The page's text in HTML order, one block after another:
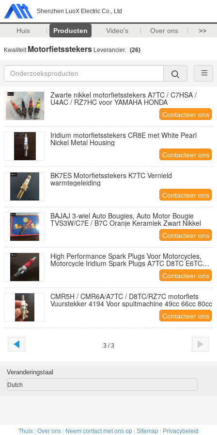
Shenzhen LuoX Electric Co., Ltd
Huis Producten Video's Over ons >>
Kwaliteit Motorfietsstekers Leverancier. (26)
Zwarte nikkel motorfietsstekers A7TC / C7HSA /
U4AC / RZ7HC voor YAMAHA HONDA
Contacteer ons
Iridium motorfietsstekers CR8E met White Pearl
Nickel Metal Housing
Contacteer ons
BK7ES Motorfietsstekers K7TC Vernield
warmtegeleiding
Contacteer ons
BAJAJ 3-wiel Auto Bougies, Auto Motor Bougie
TVS3W/C7E / B7C Oranje Keramiek Zwart Nikkel
Contacteer ons
High Performance Spark Plugs Voor Motorcycles,
Motorcycle Iridium Spark Plugs A7TC D8TC E6TC
Contacteer ons
CMR5H / CMR6A/A7TC / D8TC/RZ7C motorfiets
Vuurstekker 4194 Voor spuitmachine 49cc 66cc 80cc
Contacteer ons
3 / 3
Veranderingstaal
Dutch
Thuis Over ons Neem contact met ons op Sitemap Privacybeleid